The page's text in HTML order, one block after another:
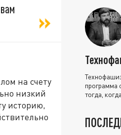
на счету
низкий
историю,
программа
тогда,